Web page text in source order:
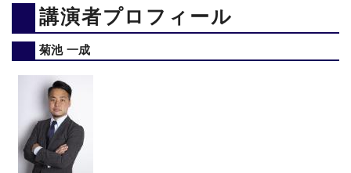
講演者プロフィール
菊池 一成